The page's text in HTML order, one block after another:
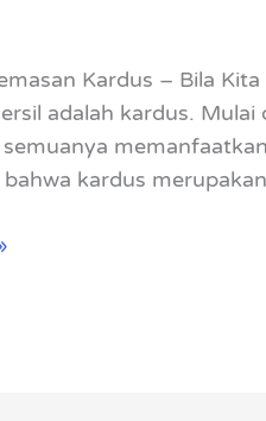
Kardus – Bila
adalah kardus.
kardus